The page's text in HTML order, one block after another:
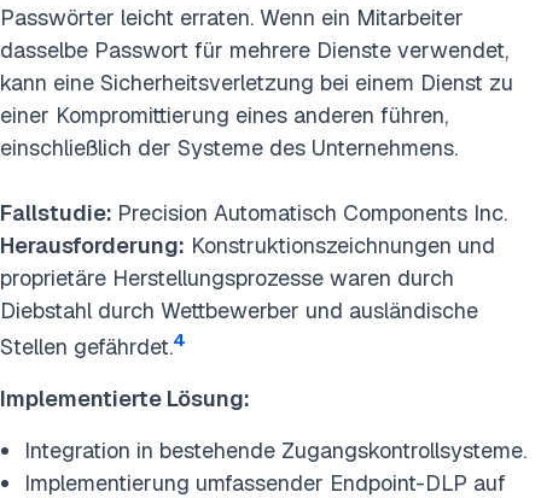
Passwörter leicht erraten. Wenn ein Mitarbeiter
dasselbe Passwort für mehrere Dienste verwendet,
kann eine Sicherheitsverletzung bei einem Dienst zu
einer Kompromittierung eines anderen führen,
einschließlich der Systeme des Unternehmens.
Fallstudie: Precision Automatisch Components Inc.
Herausforderung: Konstruktionszeichnungen und
proprietäre Herstellungsprozesse waren durch
Diebstahl durch Wettbewerber und ausländische
Stellen gefährdet.4
Implementierte Lösung:
Integration in bestehende Zugangskontrollsysteme.
Implementierung umfassender Endpoint-DLP auf